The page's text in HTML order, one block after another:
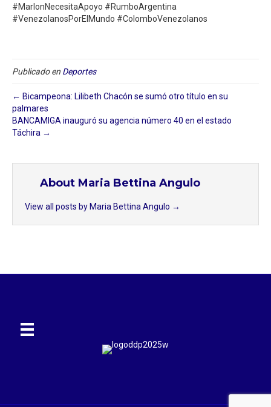
#MarlonNecesitaApoyo #RumboArgentina
#VenezolanosPorElMundo #ColomboVenezolanos
Publicado en Deportes
← Bicampeona: Lilibeth Chacón se sumó otro título en su
palmares
BANCAMIGA inauguró su agencia número 40 en el estado
Táchira →
About Maria Bettina Angulo
View all posts by Maria Bettina Angulo →